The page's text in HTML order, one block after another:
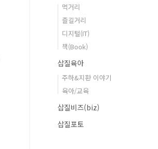
먹거리
즐길거리
디지털(IT)
책(Book)
삽질육아
주하&지환 이야기
육아/교육
삽질비즈(biz)
삽질포토